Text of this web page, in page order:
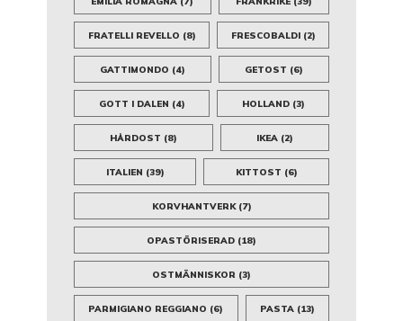
FRATELLI REVELLO (8) FRESCOBALDI(2)
GATTIMONDO (4) GETOST (6)
GOTT I DALEN (4) HOLLAND(3)
HÅRDOST (8) IKEA (2)
ITALIEN (39) KITTOST (6)
KORVHANTVERK(7)
OPASTÖRISERAD (18)
OSTMÄNNISKOR (3)
PARMIGIANO REGGIANO (6) PASTA(13)